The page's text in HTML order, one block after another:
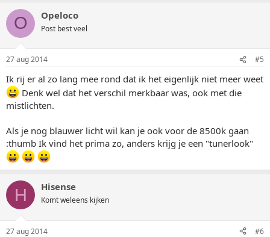
O Opeloco
Post best veel
27 aug 2014 #5
Ik rij er al zo lang mee rond dat ik het eigenlijk niet meer weet
Denk wel dat het verschil merkbaar was, ook met die
mistlichten.
Als je nog blauwer licht wil kan je ook voor de 8500k gaan
:thumb Ik vind het prima zo, anders krijg je een "tunerlook"
H Hisense
Komt weleens kijken
27 aug 2014 #6